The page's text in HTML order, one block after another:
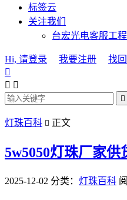
标签云
关注我们
台宏光电客服工
Hi, 请登录 我要注册
找

 

灯珠百科  正文
5w5050灯珠厂家供
2025-12-02 分类： 灯珠百科